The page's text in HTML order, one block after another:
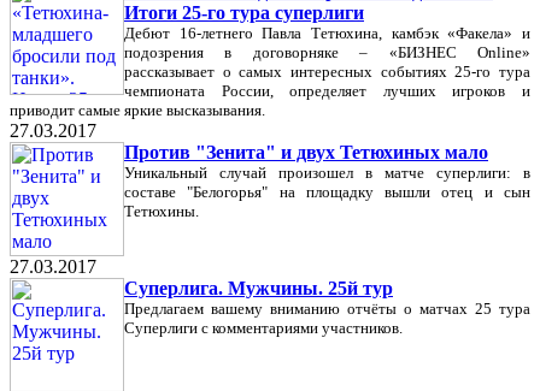
Итоги 25-го тура суперлиги
Дебют 16-летнего Павла Тетюхина, камбэк «Факела» и
подозрения в договорняке – «БИЗНЕС Online»
рассказывает о самых интересных событиях 25-го тура
чемпионата России, определяет лучших игроков и
приводит самые яркие высказывания.
27.03.2017
Против "Зенита" и двух Тетюхиных мало
Уникальный случай произошел в матче суперлиги: в
составе "Белогорья" на площадку вышли отец и сын
Тетюхины.
27.03.2017
Суперлига. Мужчины. 25й тур
Предлагаем вашему вниманию отчёты о матчах 25 тура
Суперлиги с комментариями участников.